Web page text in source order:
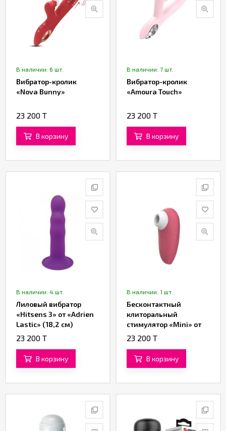
В наличии: 6 шт.
Вибратор-кролик
«Nova Bunny»
23 200 T
В корзину
В наличии: 7 шт.
Вибратор-кролик
«Amoura Touch»
23 200 T
В корзину
В наличии: 4 шт.
Лиловый вибратор
«Hitsens 3» от «Adrien
Lastic» (18,2 см)
23 200 T
В корзину
В наличии: 1 шт.
Бесконтактный
клиторальный
стимулятор «Mini» от
«Womanizer»
23 200 T
В корзину